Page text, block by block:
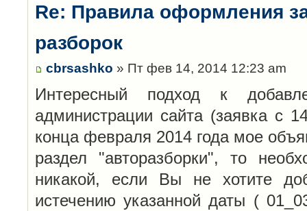
Re: Правила оформления
разборок
cbrsashko » Пт фев 14, 2014 12:23 am
Интересный подход к
администрации сайта (заявка с
конца февраля 2014 года мое
раздел "авторазборки", то
никакой, если Вы не хотите
истечению указанной даты (